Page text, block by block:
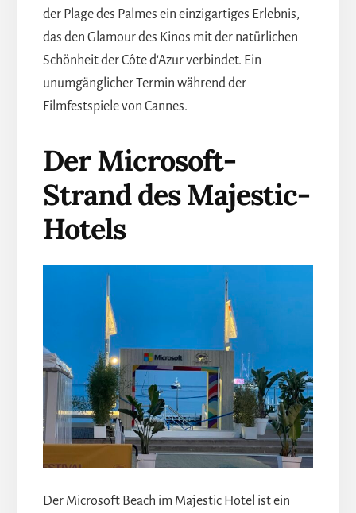
der Plage des Palmes ein einzigartiges Erlebnis,
das den Glamour des Kinos mit der natürlichen
Schönheit der Côte d'Azur verbindet. Ein
unumgänglicher Termin während der
Filmfestspiele von Cannes.
Der Microsoft-
Strand des Majestic-
Hotels
Der Microsoft Beach im Majestic Hotel ist ein